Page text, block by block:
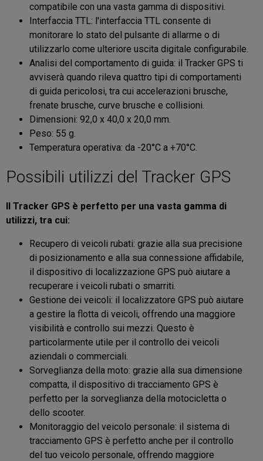
compatibile con una vasta gamma di dispositivi.
Interfaccia TTL: l'interfaccia TTL consente di
monitorare lo stato del pulsante di allarme o di
utilizzarlo come ulteriore uscita digitale configurabile.
Analisi del comportamento di guida: il Tracker GPS ti
avviserà quando rileva quattro tipi di comportamenti
di guida pericolosi, tra cui accelerazioni brusche,
frenate brusche, curve brusche e collisioni.
Dimensioni: 92,0 x 40,0 x 20,0 mm.
Peso: 55 g.
Temperatura operativa: da -20°C a +70°C.
Possibili utilizzi del Tracker GPS
Il Tracker GPS è perfetto per una vasta gamma di
utilizzi, tra cui:
Recupero di veicoli rubati: grazie alla sua precisione
di posizionamento e alla sua connessione affidabile,
il dispositivo di localizzazione GPS può aiutare a
recuperare i veicoli rubati o smarriti.
Gestione dei veicoli: il localizzatore GPS può aiutare
a gestire la flotta di veicoli, offrendo una maggiore
visibilità e controllo sui mezzi. Questo è
particolarmente utile per il controllo dei veicoli
aziendali o commerciali.
Sorveglianza della moto: grazie alla sua dimensione
compatta, il dispositivo di tracciamento GPS è
perfetto per la sorveglianza della motocicletta o
dello scooter.
Monitoraggio del veicolo personale: il sistema di
tracciamento GPS è perfetto anche per il controllo
del tuo veicolo personale, offrendo maggiore